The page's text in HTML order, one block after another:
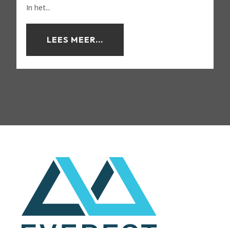
In het...
LEES MEER...